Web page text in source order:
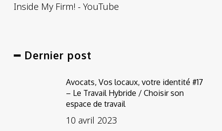
Inside My Firm! - YouTube
━ Dernier post
Avocats, Vos locaux, votre identité #17
– Le Travail Hybride / Choisir son
espace de travail
10 avril 2023